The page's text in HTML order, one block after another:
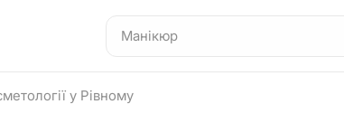
у Рівному